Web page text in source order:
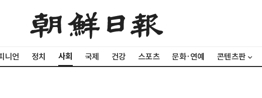
니언 정치 사회 국제 건강 스포츠 문화·연예 콘텐츠판